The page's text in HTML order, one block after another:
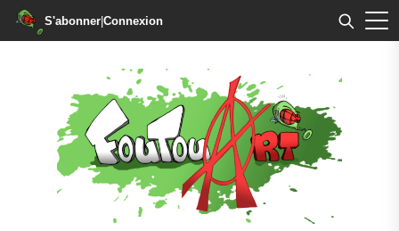
S'abonner|Connexion